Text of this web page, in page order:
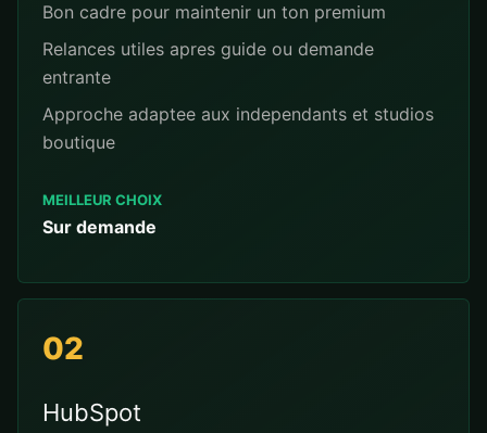
Bon cadre pour maintenir un ton premium
Relances utiles apres guide ou demande
entrante
Approche adaptee aux independants et studios
boutique
MEILLEUR CHOIX
Sur demande
02
HubSpot